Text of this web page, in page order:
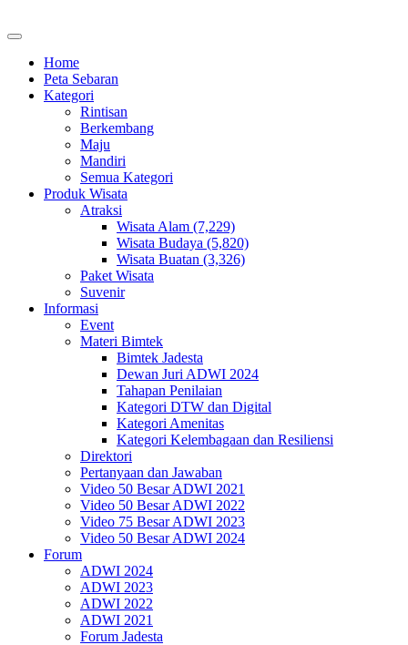
Home
Peta Sebaran
Kategori
Rintisan
Berkembang
Maju
Mandiri
Semua Kategori
Produk Wisata
Atraksi
Wisata Alam (7,229)
Wisata Budaya (5,820)
Wisata Buatan (3,326)
Paket Wisata
Suvenir
Informasi
Event
Materi Bimtek
Bimtek Jadesta
Dewan Juri ADWI 2024
Tahapan Penilaian
Kategori DTW dan Digital
Kategori Amenitas
Kategori Kelembagaan dan Resiliensi
Direktori
Pertanyaan dan Jawaban
Video 50 Besar ADWI 2021
Video 50 Besar ADWI 2022
Video 75 Besar ADWI 2023
Video 50 Besar ADWI 2024
Forum
ADWI 2024
ADWI 2023
ADWI 2022
ADWI 2021
Forum Jadesta